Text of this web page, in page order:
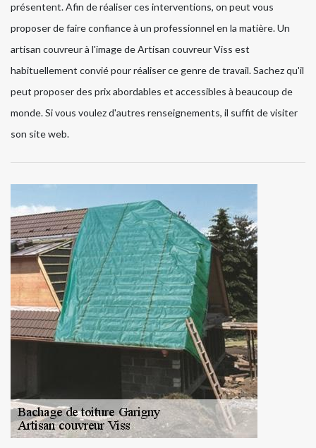
présentent. Afin de réaliser ces interventions, on peut vous
proposer de faire confiance à un professionnel en la matière. Un
artisan couvreur à l'image de Artisan couvreur Viss est
habituellement convié pour réaliser ce genre de travail. Sachez qu'il
peut proposer des prix abordables et accessibles à beaucoup de
monde. Si vous voulez d'autres renseignements, il suffit de visiter
son site web.